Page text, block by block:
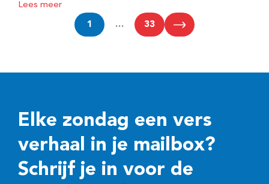
Lees meer
1 … 33
Elke zondag een vers
verhaal in je mailbox?
Schrijf je in voor de